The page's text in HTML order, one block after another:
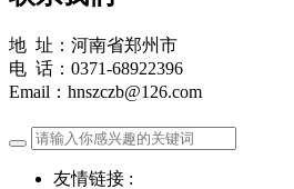
地 址：河南省郑州市
电 话：0371-68922396
Email：hnszczb@126.com
友情链接 :